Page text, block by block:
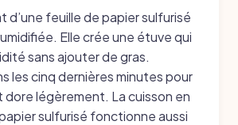
d’une feuille de papier sulfurisé
Elle crée une étuve qui
sans ajouter de gras.
les cinq dernières minutes pour
dore légèrement. La cuisson en
sulfurisé fonctionne aussi